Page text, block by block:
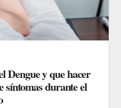
Dengue y que hacer
síntomas durante el